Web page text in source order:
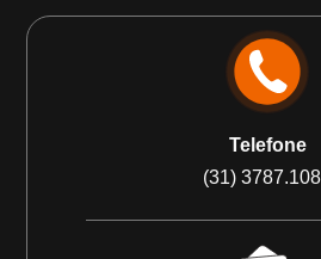
Telefone
(31)